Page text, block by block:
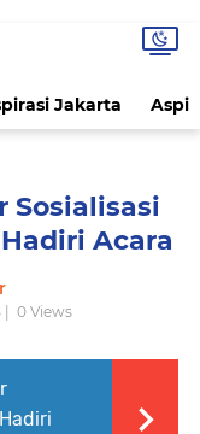
Jakarta
Sosialisasi
Acara
0Views